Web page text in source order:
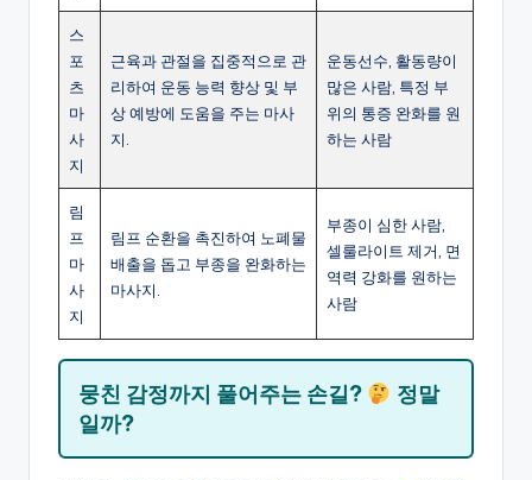
스
포
츠
마
사
지
근육과 관절을 집중적으로 관
리하여 운동 능력 향상 및 부
상 예방에 도움을 주는 마사
지.
운동선수, 활동량이
많은 사람, 특정 부
위의 통증 완화를 원
하는 사람
림
프
마
사
지
림프 순환을 촉진하여 노폐물
배출을 돕고 부종을 완화하는
마사지.
부종이 심한 사람,
셀룰라이트 제거, 면
역력 강화를 원하는
사람
뭉친 감정까지 풀어주는 손길?
정말
일까?